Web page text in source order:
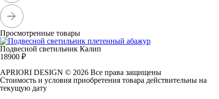
Просмотренные товары
Подвесной светильник Калип
18900 ₽
APRIORI DESIGN © 2026 Все права защищены
Cтоимость и условия приобретения товара действительны на
текущую дату